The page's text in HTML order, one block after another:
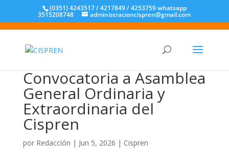
(0351) 4243517 / 4217849 / 4253759 whatsapp
3515208748 administracioncispren@gmail.com
Convocatoria a Asamblea
General Ordinaria y
Extraordinaria del
Cispren
por Redacción | Jun 5, 2026 | Cispren